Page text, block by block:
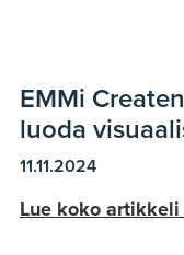
EMMi
luoda
11.11.2024
Lue koko artikkeli